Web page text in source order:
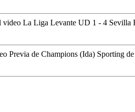
video La Liga Levante UD 1 - 4 Sevilla
Previa de Champions (Ida) Sporting